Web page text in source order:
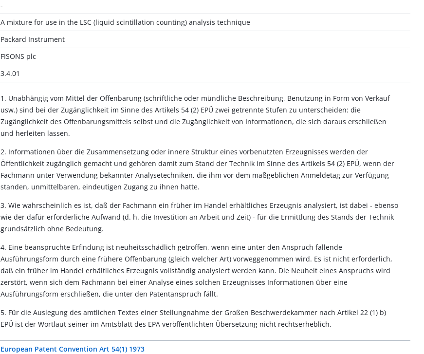
-
A mixture for use in the LSC (liquid scintillation counting) analysis technique
Packard Instrument
FISONS plc
3.4.01
1. Unabhängig vom Mittel der Offenbarung (schriftliche oder mündliche Beschreibung, Benutzung in Form von Verkauf
usw.) sind bei der Zugänglichkeit im Sinne des Artikels 54 (2) EPÜ zwei getrennte Stufen zu unterscheiden: die
Zugänglichkeit des Offenbarungsmittels selbst und die Zugänglichkeit von Informationen, die sich daraus erschließen
und herleiten lassen.
2. Informationen über die Zusammensetzung oder innere Struktur eines vorbenutzten Erzeugnisses werden der
Öffentlichkeit zugänglich gemacht und gehören damit zum Stand der Technik im Sinne des Artikels 54 (2) EPÜ, wenn der
Fachmann unter Verwendung bekannter Analysetechniken, die ihm vor dem maßgeblichen Anmeldetag zur Verfügung
standen, unmittelbaren, eindeutigen Zugang zu ihnen hatte.
3. Wie wahrscheinlich es ist, daß der Fachmann ein früher im Handel erhältliches Erzeugnis analysiert, ist dabei - ebenso
wie der dafür erforderliche Aufwand (d. h. die Investition an Arbeit und Zeit) - für die Ermittlung des Stands der Technik
grundsätzlich ohne Bedeutung.
4. Eine beanspruchte Erfindung ist neuheitsschädlich getroffen, wenn eine unter den Anspruch fallende
Ausführungsform durch eine frühere Offenbarung (gleich welcher Art) vorweggenommen wird. Es ist nicht erforderlich,
daß ein früher im Handel erhältliches Erzeugnis vollständig analysiert werden kann. Die Neuheit eines Anspruchs wird
zerstört, wenn sich dem Fachmann bei einer Analyse eines solchen Erzeugnisses Informationen über eine
Ausführungsform erschließen, die unter den Patentanspruch fällt.
5. Für die Auslegung des amtlichen Textes einer Stellungnahme der Großen Beschwerdekammer nach Artikel 22 (1) b)
EPÜ ist der Wortlaut seiner im Amtsblatt des EPA veröffentlichten Übersetzung nicht rechtserheblich.
European Patent Convention Art 54(1) 1973